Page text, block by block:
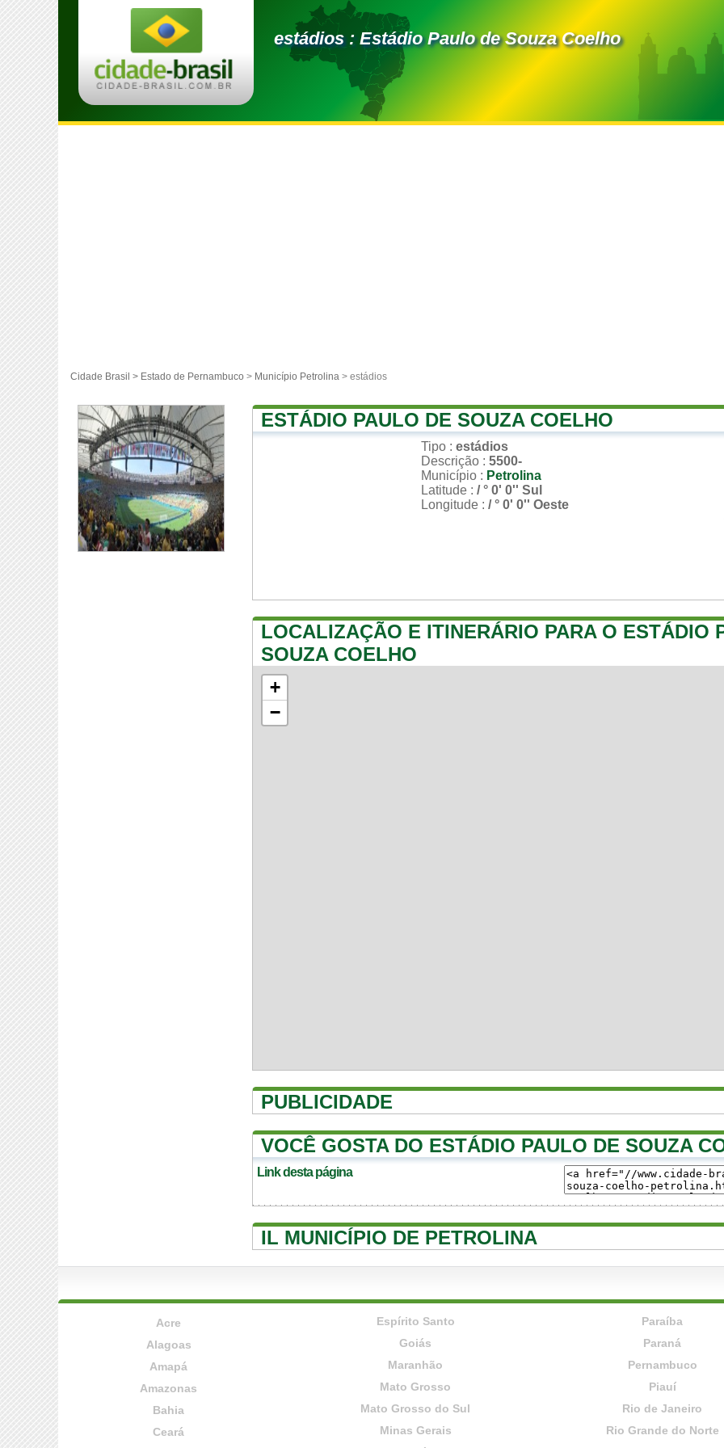
estádios : Estádio Paulo de Souza Coelho
Cidade Brasil > Estado de Pernambuco > Município Petrolina > estádios
ESTÁDIO PAULO DE SOUZA COELHO
Tipo : estádios
Descrição : 5500-
Município : Petrolina
Latitude : / ° 0' 0'' Sul
Longitude : / ° 0' 0'' Oeste
LOCALIZAÇÃO E ITINERÁRIO PARA O ESTÁDIO
SOUZA COELHO
+
−
PUBLICIDADE
VOCÊ GOSTA DO ESTÁDIO PAULO DE SOUZA
Link desta página
IL MUNICÍPIO DE PETROLINA
Acre
Alagoas
Amapá
Amazonas
Bahia
Ceará
Espírito Santo
Goiás
Maranhão
Mato Grosso
Mato Grosso do Sul
Minas Gerais
Paraíba
Paraná
Pernambuco
Piauí
Rio de Janeiro
Rio Grande do Norte